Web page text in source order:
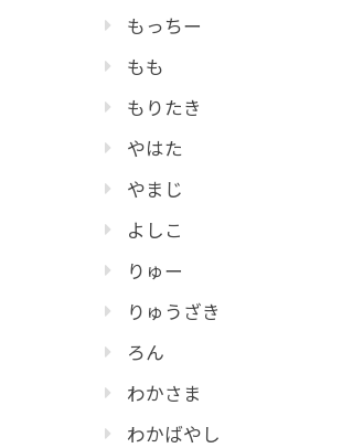
もっちー
もも
もりたき
やはた
やまじ
よしこ
りゅー
りゅうざき
ろん
わかさま
わかばやし